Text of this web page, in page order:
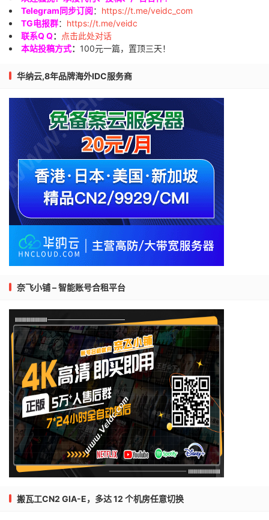
Telegram同步订阅： https://t.me/veidc_com
TG电报群： https://t.me/veidc
联系Q Q：
点击此处对话
本站投稿方式： 100元一篇，置顶三天！
华纳云,8年品牌海外IDC服务商
奈飞小铺 – 智能账号合租平台
搬瓦工CN2 GIA-E，多达 12 个机房任意切换